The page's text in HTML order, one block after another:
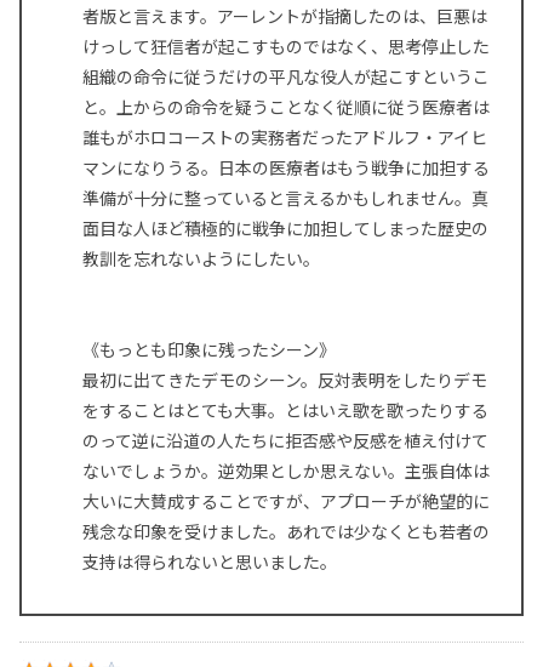
者版と言えます。アーレントが指摘したのは、巨悪は
けっして狂信者が起こすものではなく、思考停止した
組織の命令に従うだけの平凡な役人が起こすというこ
と。上からの命令を疑うことなく従順に従う医療者は
誰もがホロコーストの実務者だったアドルフ・アイヒ
マンになりうる。日本の医療者はもう戦争に加担する
準備が十分に整っていると言えるかもしれません。真
面目な人ほど積極的に戦争に加担してしまった歴史の
教訓を忘れないようにしたい。
《もっとも印象に残ったシーン》
最初に出てきたデモのシーン。反対表明をしたりデモ
をすることはとても大事。とはいえ歌を歌ったりする
のって逆に沿道の人たちに拒否感や反感を植え付けて
ないでしょうか。逆効果としか思えない。主張自体は
大いに大賛成することですが、アプローチが絶望的に
残念な印象を受けました。あれでは少なくとも若者の
支持は得られないと思いました。